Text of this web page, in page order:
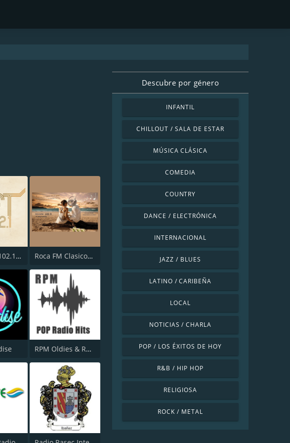
Radio Soft 102.1 FM Roca FM Clasicos B.A.
RPM Oldies & Retro Hits
Descubre por género
INFANTIL
CHILLOUT / SALA DE ESTAR
MÚSICA CLÁSICA
COMEDIA
COUNTRY
DANCE / ELECTRÓNICA
INTERNACIONAL
JAZZ / BLUES
LATINO / CARIBEÑA
LOCAL
NOTICIAS / CHARLA
POP / LOS ÉXITOS DE HOY
R&B / HIP HOP
RELIGIOSA
ROCK / METAL